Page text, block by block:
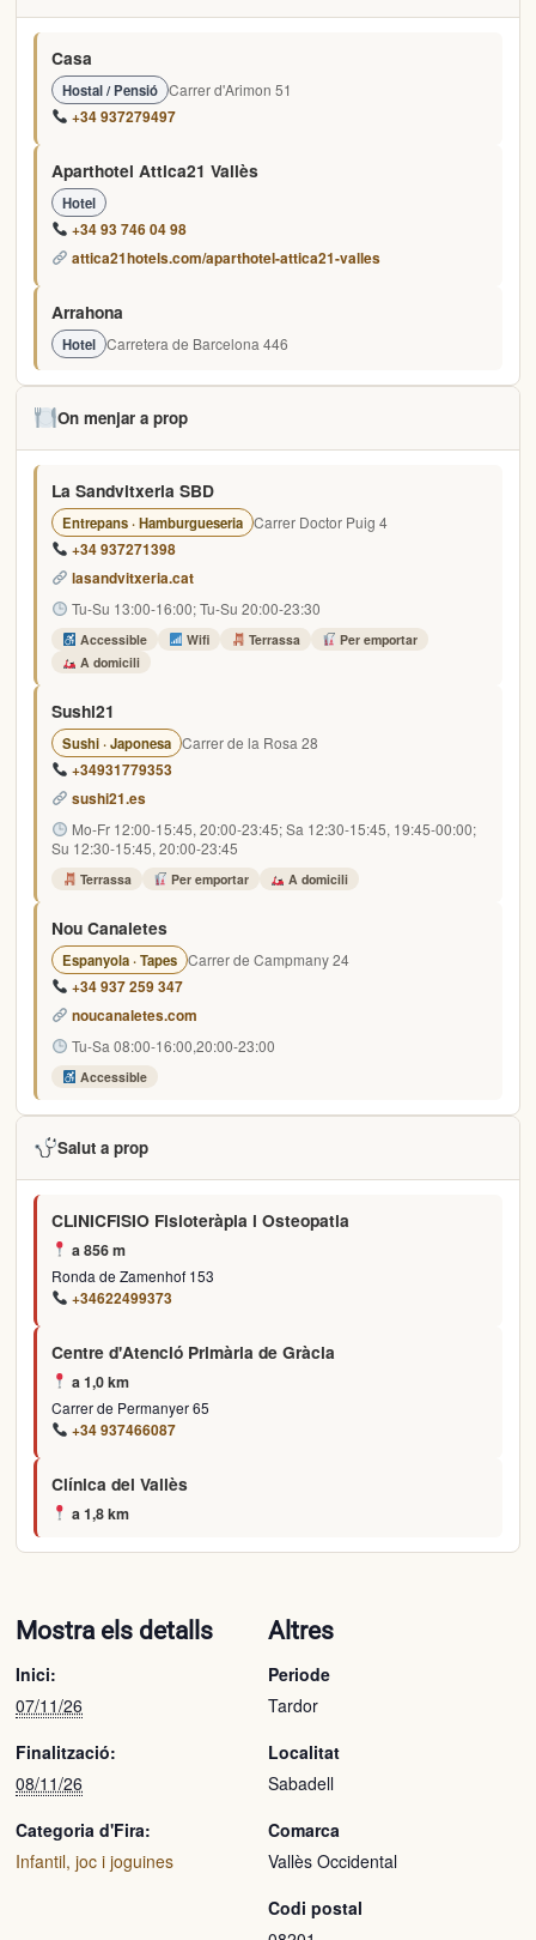
Casa
Hostal / Pensió Carrer d'Arimon 51
+34 937279497
Aparthotel Attica21 Vallès
Hotel
+34 93 746 04 98
attica21hotels.com/aparthotel-attica21-valles
Arrahona
Hotel Carretera de Barcelona 446
On menjar a prop
La Sandvitxeria SBD
Entrepans · Hamburgueseria Carrer Doctor Puig 4
+34 937271398
lasandvitxeria.cat
Tu-Su 13:00-16:00; Tu-Su 20:00-23:30
Accessible Wifi Terrassa
Per emportar
A domicili
Sushi21
Sushi · Japonesa Carrer de la Rosa 28
+34931779353
sushi21.es
Mo-Fr 12:00-15:45, 20:00-23:45; Sa 12:30-15:45, 19:45-00:00;
Su 12:30-15:45, 20:00-23:45
Terrassa Per emportar A domicili
Nou Canaletes
Espanyola · Tapes Carrer de Campmany 24
+34 937 259 347
noucanaletes.com
Tu-Sa 08:00-16:00,20:00-23:00
Accessible
Salut a prop
CLINICFISIO Fisioteràpia i Osteopatia
a 856 m
Ronda de Zamenhof 153
+34622499373
Centre d'Atenció Primària de Gràcia
a 1,0 km
Carrer de Permanyer 65
+34 937466087
Clínica del Vallès
a 1,8 km
Mostra els detalls
Inici:
07/11/26
Finalització:
08/11/26
Categoria d'Fira:
Infantil, joc i joguines
Altres
Periode
Tardor
Localitat
Sabadell
Comarca
Vallès Occidental
Codi postal